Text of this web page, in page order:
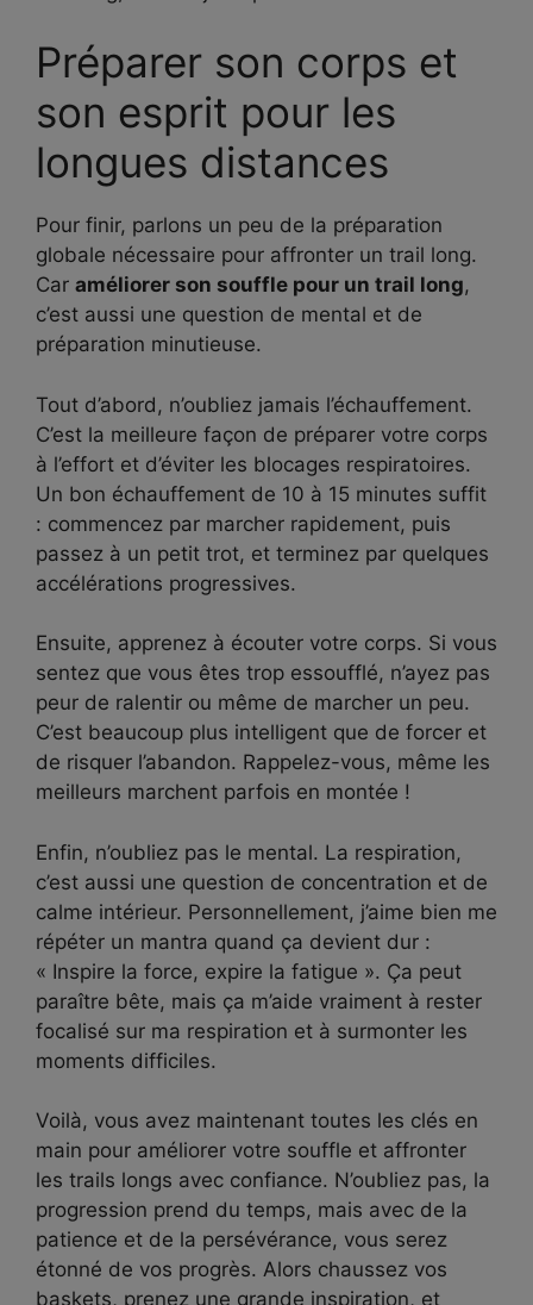
Préparer son corps et
son esprit pour les
longues distances
Pour finir, parlons un peu de la préparation
globale nécessaire pour affronter un trail long.
Car améliorer son souffle pour un trail long,
c’est aussi une question de mental et de
préparation minutieuse.
Tout d’abord, n’oubliez jamais l’échauffement.
C’est la meilleure façon de préparer votre corps
à l’effort et d’éviter les blocages respiratoires.
Un bon échauffement de 10 à 15 minutes suffit
: commencez par marcher rapidement, puis
passez à un petit trot, et terminez par quelques
accélérations progressives.
Ensuite, apprenez à écouter votre corps. Si vous
sentez que vous êtes trop essoufflé, n’ayez pas
peur de ralentir ou même de marcher un peu.
C’est beaucoup plus intelligent que de forcer et
de risquer l’abandon. Rappelez-vous, même les
meilleurs marchent parfois en montée !
Enfin, n’oubliez pas le mental. La respiration,
c’est aussi une question de concentration et de
calme intérieur. Personnellement, j’aime bien me
répéter un mantra quand ça devient dur :
« Inspire la force, expire la fatigue ». Ça peut
paraître bête, mais ça m’aide vraiment à rester
focalisé sur ma respiration et à surmonter les
moments difficiles.
Voilà, vous avez maintenant toutes les clés en
main pour améliorer votre souffle et affronter
les trails longs avec confiance. N’oubliez pas, la
progression prend du temps, mais avec de la
patience et de la persévérance, vous serez
étonné de vos progrès. Alors chaussez vos
baskets, prenez une grande inspiration, et